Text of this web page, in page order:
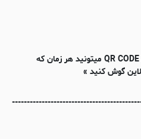
« با استفاده از نرم افزارهای اسکن QR CODE میتونید هر زمان که
گوش کنید »